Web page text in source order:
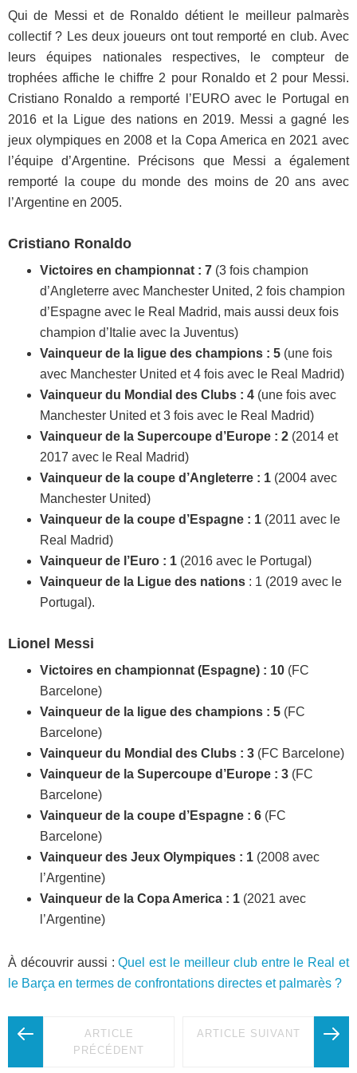
Qui de Messi et de Ronaldo détient le meilleur palmarès
collectif ? Les deux joueurs ont tout remporté en club. Avec
leurs équipes nationales respectives, le compteur de
trophées affiche le chiffre 2 pour Ronaldo et 2 pour Messi.
Cristiano Ronaldo a remporté l’EURO avec le Portugal en
2016 et la Ligue des nations en 2019. Messi a gagné les
jeux olympiques en 2008 et la Copa America en 2021 avec
l’équipe d’Argentine. Précisons que Messi a également
remporté la coupe du monde des moins de 20 ans avec
l’Argentine en 2005.
Cristiano Ronaldo
Victoires en championnat : 7 (3 fois champion
d’Angleterre avec Manchester United, 2 fois champion
d’Espagne avec le Real Madrid, mais aussi deux fois
champion d’Italie avec la Juventus)
Vainqueur de la ligue des champions : 5 (une fois
avec Manchester United et 4 fois avec le Real Madrid)
Vainqueur du Mondial des Clubs : 4 (une fois avec
Manchester United et 3 fois avec le Real Madrid)
Vainqueur de la Supercoupe d’Europe : 2 (2014 et
2017 avec le Real Madrid)
Vainqueur de la coupe d’Angleterre : 1 (2004 avec
Manchester United)
Vainqueur de la coupe d’Espagne : 1 (2011 avec le
Real Madrid)
Vainqueur de l’Euro : 1 (2016 avec le Portugal)
Vainqueur de la Ligue des nations : 1 (2019 avec le
Portugal).
Lionel Messi
Victoires en championnat (Espagne) : 10 (FC
Barcelone)
Vainqueur de la ligue des champions : 5 (FC
Barcelone)
Vainqueur du Mondial des Clubs : 3 (FC Barcelone)
Vainqueur de la Supercoupe d’Europe : 3 (FC
Barcelone)
Vainqueur de la coupe d’Espagne : 6 (FC
Barcelone)
Vainqueur des Jeux Olympiques : 1 (2008 avec
l’Argentine)
Vainqueur de la Copa America : 1 (2021 avec
l’Argentine)
À découvrir aussi :Quel est le meilleur club entre le Real et
le Barça en termes de confrontations directes et palmarès ?
ARTICLE
PRÉCÉDENT
ARTICLE SUIVANT